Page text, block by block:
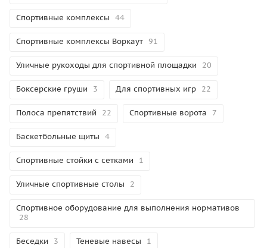
Спортивные комплексы 44
Спортивные комплексы Воркаут 91
Уличные рукоходы для спортивной площадки 20
Боксерские груши 3 Для спортивных игр 22
Полоса препятствий 22 Спортивные ворота 7
Баскетбольные щиты 4
Спортивные стойки с сетками 1
Уличные спортивные столы 2
Спортивное оборудование для выполнения нормативов
28
Беседки 3 Теневые навесы 1